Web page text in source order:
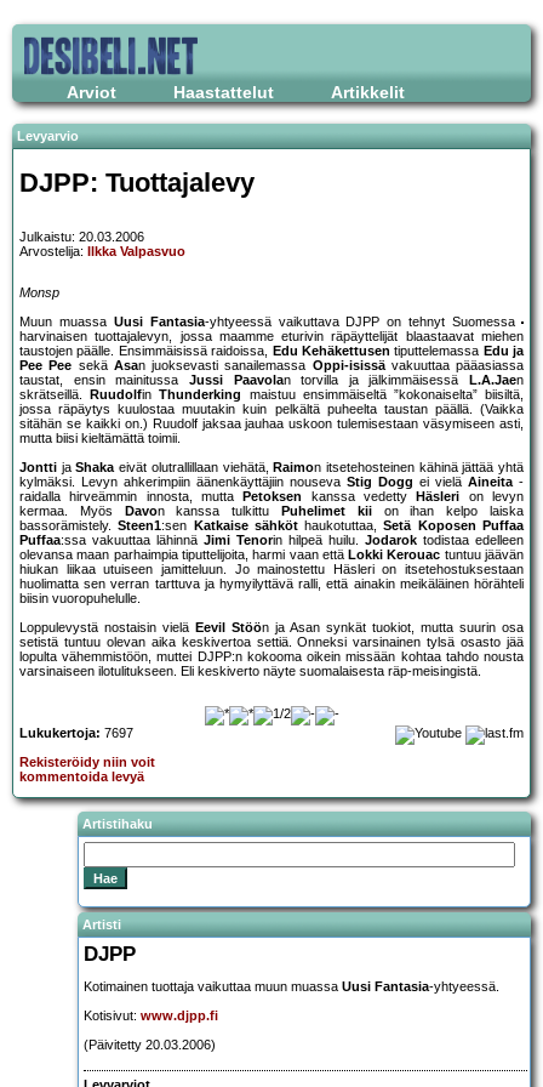
Arviot Haastattelut Artikkelit
Levyarvio
DJPP: Tuottajalevy
Julkaistu: 20.03.2006
Arvostelija:
Ilkka Valpasvuo
Monsp
Muun muassa Uusi Fantasia-yhtyeessä vaikuttava DJPP on tehnyt Suomessa
harvinaisen tuottajalevyn, jossa maamme eturivin räpäyttelijät blaastaavat miehen
taustojen päälle. Ensimmäisissä raidoissa, Edu Kehäkettusen tiputtelemassa Edu ja
Pee Pee sekä Asan juoksevasti sanailemassa Oppi-isissävakuuttaa pääasiassa
taustat, ensin mainitussa Jussi Paavolan torvilla ja jälkimmäisessä L.A.Jaen
skrätseillä.
RuudolfinThunderking
maistuu ensimmäiseltä ”kokonaiselta” biisiltä,
jossa räpäytys kuulostaa muutakin kuin pelkältä puheelta taustan päällä. (Vaikka
sitähän se kaikki on.) Ruudolf jaksaa jauhaa uskoon tulemisestaan väsymiseen asti,
mutta biisi kieltämättä toimii.
Jontti jaShakaeivät olutrallillaan viehätä, Raimon itsetehosteinen kähinä jättää yhtä
kylmäksi. Levyn ahkerimpiin äänenkäyttäjiin nouseva Stig Dogg ei vielä Aineita-
raidalla hirveämmin innosta, mutta
Petoksen kanssa vedetty Häsleri on levyn
kermaa. Myös
Davon kanssa tulkittu Puhelimet kiion ihan kelpo laiska
bassorämistely.Steen1:sen Katkaise sähköthaukotuttaa,Setä Koposen
Puffaa
Puffaa:ssa vakuuttaa lähinnä Jimi Tenorin hilpeä huilu. Jodarok todistaa edelleen
olevansa maan parhaimpia tiputtelijoita, harmi vaan että Lokki Kerouac tuntuu jäävän
hiukan liikaa utuiseen jamitteluun. Jo mainostettu Häsleri on itsetehostuksestaan
huolimatta sen verran tarttuva ja hymyilyttävä ralli, että ainakin meikäläinen hörähteli
biisin vuoropuhelulle.
Loppulevystä nostaisin vielä Eevil Stöön ja Asan synkät tuokiot, mutta suurin osa
setistä tuntuu olevan aika keskivertoa settiä. Onneksi varsinainen tylsä osasto jää
lopulta vähemmistöön, muttei DJPP:n kokooma oikein missään kohtaa tahdo nousta
varsinaiseen ilotulitukseen. Eli keskiverto näyte suomalaisesta räp-meisingistä.
Lukukertoja: 7697
Rekisteröidy niin voit
kommentoida levyä
Artistihaku
Artisti
DJPP
Kotimainen tuottaja vaikuttaa muun muassa Uusi Fantasia-yhtyeessä.
Kotisivut: www.djpp.fi
(Päivitetty 20.03.2006)